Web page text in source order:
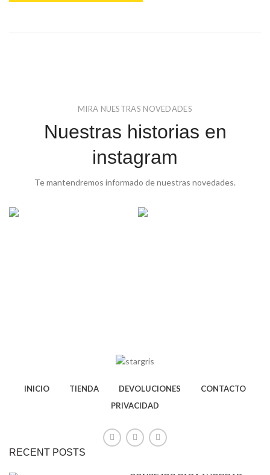
MIRA NUESTRAS NOVEDADES
Nuestras historias en
instagram
Te mantendremos informado de nuestras novedades.
INICIO TIENDA DEVOLUCIONES
CONTACTO
PRIVACIDAD
RECENT POSTS